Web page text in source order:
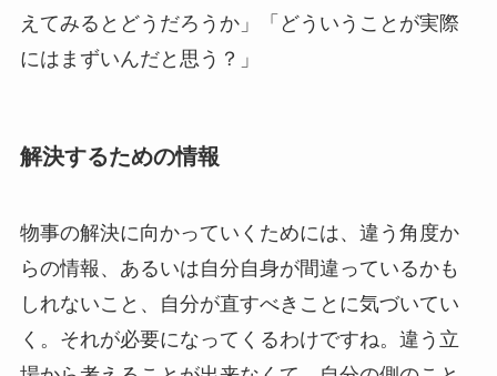
えてみるとどうだろうか」「どういうことが実際
にはまずいんだと思う？」
解決するための情報
物事の解決に向かっていくためには、違う角度か
らの情報、あるいは自分自身が間違っているかも
しれないこと、自分が直すべきことに気づいてい
く。それが必要になってくるわけですね。違う立